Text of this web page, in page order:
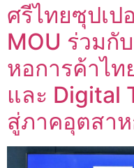
ศรีไทยซุปเป
MOU ร่วมกั
หอการค้าไท
และ Digital
สู่ภาคอุตสา